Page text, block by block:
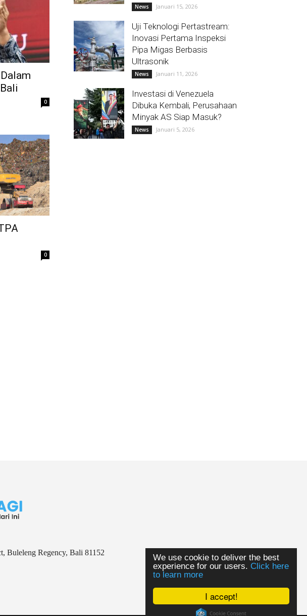
I accept!
We use cookie to deliver the best
experience for our users. Click here
to learn more
0
0
News Januari 15, 2026
Uji Teknologi Pertastream:
Inovasi Pertama Inspeksi
Pipa Migas Berbasis
Ultrasonik
News Januari 11, 2026
Investasi di Venezuela
Dibuka Kembali, Perusahaan
Minyak AS Siap Masuk?
News Januari 5, 2026
Buleleng Regency, Bali 81152